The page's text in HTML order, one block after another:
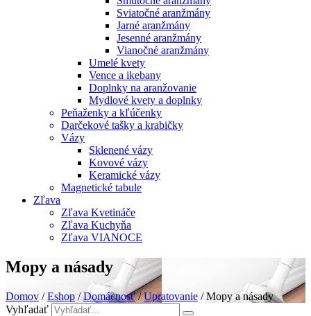
Sviatočné aranžmány
Jarné aranžmány
Jesenné aranžmány
Vianočné aranžmány
Umelé kvety
Vence a ikebany
Doplnky na aranžovanie
Mydlové kvety a doplnky
Peňaženky a kľúčenky
Darčekové tašky a krabičky
Vázy
Sklenené vázy
Kovové vázy
Keramické vázy
Magnetické tabule
Zľava
Zľava Kvetináče
Zľava Kuchyňa
Zľava VIANOCE
Mopy a násady
Domov /Eshop/Domácnosť/Upratovanie / Mopy a násady
Vyhľadať